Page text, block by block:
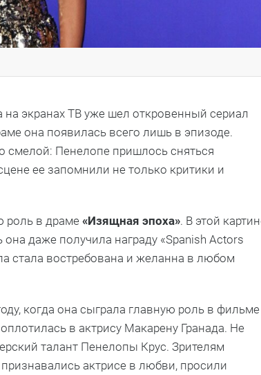
на экранах ТВ уже шел откровенный сериал
она появилась всего лишь в эпизоде.
смелой: Пенелопе пришлось сняться
ее запомнили не только критики и
роль в драме «Изящная эпоха». В этой
даже получила награду «Spanish Actors
стала востребована и желанна в любом
когда она сыграла главную роль в фильме
в актрису Макарену Гранада. Не
талант Пенелопы Крус. Зрителям
актрисе в любви, просили